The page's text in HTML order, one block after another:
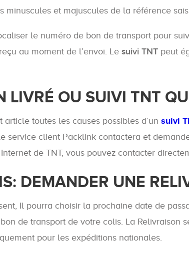
minuscules et majuscules de la référence
le numéro de bon de transport pour
au moment de l’envoi. Le suivi TNT peut
LIVRÉ OU SUIVI TNT
toutes les causes possibles d’un suivi
service client Packlink contactera et
de TNT, vous pouvez contacter
DEMANDER UNE
Il pourra choisir la prochaine date de
de transport de votre colis. La Relivraison
pour les expéditions nationales.